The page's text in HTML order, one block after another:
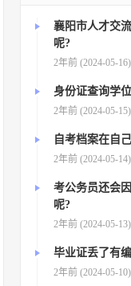
襄阳市人才交
呢?
2年前 (2024-05-16)
身份证查询学
2年前 (2024-05-15)
自考档案在自
2年前 (2024-05-14)
考公务员还会
呢?
2年前 (2024-05-13)
毕业证丢了有
2年前 (2024-05-10)